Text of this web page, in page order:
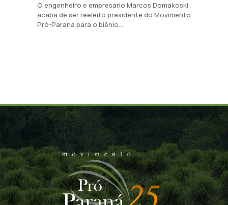
O engenheiro e empresário Marcos Domakoski
acaba de ser reeleito presidente do Movimento
Pró-Paraná para o biênio...